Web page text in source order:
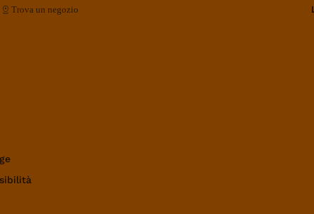
Trova un negozio